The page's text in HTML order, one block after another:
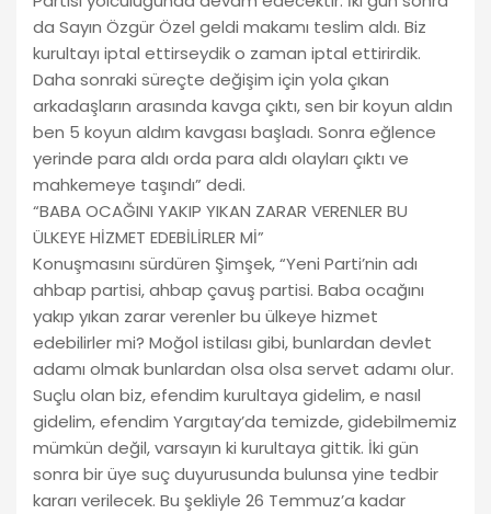
da Sayın Özgür Özel geldi makamı teslim aldı. Biz
kurultayı iptal ettirseydik o zaman iptal ettirirdik.
Daha sonraki süreçte değişim için yola çıkan
arkadaşların arasında kavga çıktı, sen bir koyun aldın
ben 5 koyun aldım kavgası başladı. Sonra eğlence
yerinde para aldı orda para aldı olayları çıktı ve
mahkemeye taşındı” dedi.
“BABA OCAĞINI YAKIP YIKAN ZARAR VERENLER BU
ÜLKEYE HİZMET EDEBİLİRLER Mİ”
Konuşmasını sürdüren Şimşek, “Yeni Parti’nin adı
ahbap partisi, ahbap çavuş partisi. Baba ocağını
yakıp yıkan zarar verenler bu ülkeye hizmet
edebilirler mi? Moğol istilası gibi, bunlardan devlet
adamı olmak bunlardan olsa olsa servet adamı olur.
Suçlu olan biz, efendim kurultaya gidelim, e nasıl
gidelim, efendim Yargıtay’da temizde, gidebilmemiz
mümkün değil, varsayın ki kurultaya gittik. İki gün
sonra bir üye suç duyurusunda bulunsa yine tedbir
kararı verilecek. Bu şekliyle 26 Temmuz’a kadar